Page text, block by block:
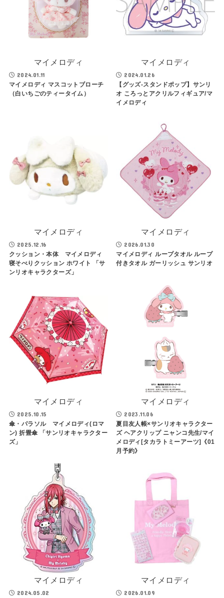
マイメロディ
2024.01.11
マイメロディ マスコットブローチ
（白いちごのティータイム）
マイメロディ
2024.01.26
【グッズ-スタンドポップ】サンリ
オ ころっとアクリルフィギュア/マ
イメロディ
マイメロディ
2025.12.16
クッション・本体 マイメロディ
寝そべりクッション ホワイト 「サ
ンリオキャラクターズ」
マイメロディ
2026.01.30
マイメロディ ループタオル ループ
付きタオル ガーリッシュ サンリオ
マイメロディ
2025.10.15
傘・パラソル マイメロディ(ロマ
ン) 折畳傘 「サンリオキャラクター
ズ」
マイメロディ
2023.11.06
夏目友人帳×サンリオキャラクター
ズ ヘアクリップ ニャンコ先生/マイ
メロディ[タカラトミーアーツ]《01
月予約》
マイメロディ
2024.05.02
マイメロディ
2026.01.09